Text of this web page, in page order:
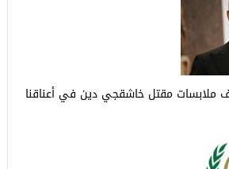
ملابسات مقتل خاشقجي دين في أعناقنا